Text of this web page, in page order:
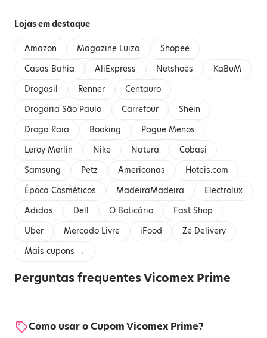
Lojas em destaque
Amazon Magazine Luiza
Shopee
Casas Bahia
AliExpress Netshoes
KaBuM
Drogasil
Renner
Centauro
Drogaria São Paulo
Carrefour
Shein
Droga Raia
Booking
Pague Menos
Leroy Merlin
Nike Natura
Cobasi
Samsung
Petz Americanas
Hoteis.com
Época Cosméticos
MadeiraMadeira
Electrolux
Adidas
Dell O Boticário
Fast Shop
Uber
Mercado Livre iFood
Zé Delivery
Mais cupons →
Perguntas frequentes Vicomex Prime
Como usar o Cupom Vicomex Prime?